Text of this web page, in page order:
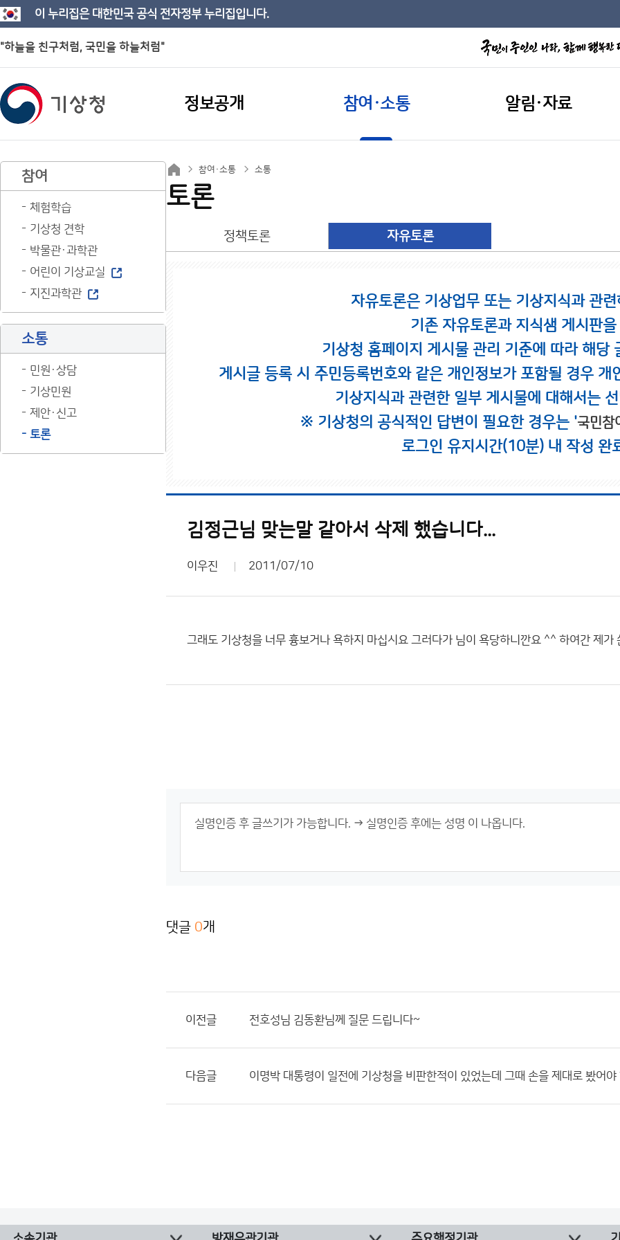
이 누리집은 대한민국 공식 전자정부 누리집입니다.
"하늘을 친구처럼, 국민을 하늘처럼"
정보공개 참여·소통 알림·자료
참여
체험학습
기상청 견학
박물관·과학관
어린이 기상교실
지진과학관
소통
민원·상담
기상민원
제안·신고
토론
참여·소통 소통
토론
정책토론 자유토론
자유토론은 기상업무 또는 기상지식과 관
기존 자유토론과 지식샘 게시판
기상청 홈페이지 게시물 관리 기준에 따라 해당
게시글 등록 시 주민등록번호와 같은 개인정보가 포함될 경우
기상지식과 관련한 일부 게시물에 대해서는
※ 기상청의 공식적인 답변이 필요한 경우는 '국민참
로그인 유지시간(10분) 내 작성 완
김정근님 맞는말 같아서 삭제 했습니다...
이우진 2011/07/10
그래도 기상청을 너무 흉보거나 욕하지 마십시요 그러다가 님이 욕당하니깐요 ^^ 하여간 제가
댓글 0개
이전글 전호성님 김동환님께 질문 드립니다~
다음글 이명박 대통령이 일전에 기상청을 비판한적이 있었는데 그때 손을 제대로 봤어야